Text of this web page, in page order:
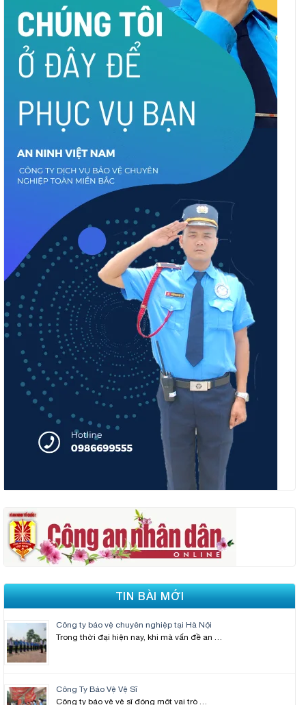
TIN BÀI MỚI
Công ty bảo vệ chuyên nghiệp tại Hà Nội
Trong thời đại hiện nay, khi mà vấn đề an …
Công Ty Bảo Vệ Vệ Sĩ
Công ty bảo vệ vệ sĩ đóng một vai trò …